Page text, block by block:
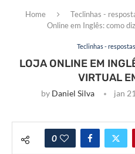
Home Teclinhas -
Online em Inglês: como
Teclinhas -
LOJA ONLINE EM
VIRTUAL
by Daniel Silva jan
0